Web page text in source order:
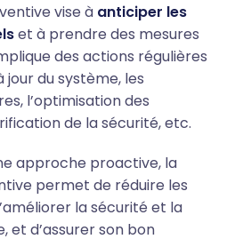
vise à anticiper les
et à prendre des mesures
des actions régulières
jour du système, les
l’optimisation des
de la sécurité, etc.
approche proactive, la
permet de réduire les
la sécurité et la
et d’assurer son bon